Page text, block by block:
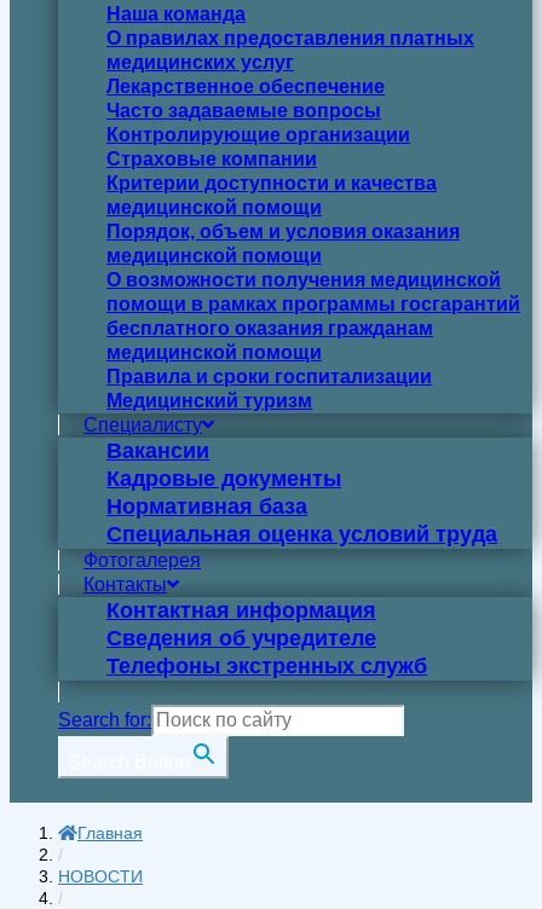
Наша команда
О правилах предоставления платных
медицинских услуг
Лекарственное обеспечение
Часто задаваемые вопросы
Контролирующие организации
Страховые компании
Критерии доступности и качества
медицинской помощи
Порядок, объем и условия оказания
медицинской помощи
О возможности получения медицинской
помощи в рамках программы госгарантий
бесплатного оказания гражданам
медицинской помощи
Правила и сроки госпитализации
Медицинский туризм
Специалисту
Вакансии
Кадровые документы
Нормативная база
Специальная оценка условий труда
Фотогалерея
Контакты
Контактная информация
Сведения об учредителе
Телефоны экстренных служб
Search for:
Главная
/
НОВОСТИ
/